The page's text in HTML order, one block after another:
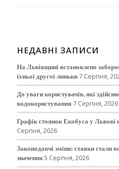
НЕДАВНІ ЗАПИСИ
На Львівщині встановлено
їхньої другої линьки 7 Серпня,
До уваги користувачів, які
водокористування 7 Серпня, 2026
Графік стоянок Екобуса у Львові
Серпня, 2026
Законодавчі зміни: ставки стали
значення5 Серпня, 2026